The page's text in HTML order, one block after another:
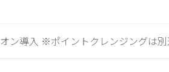
導入 ※ポイントクレンジングは別